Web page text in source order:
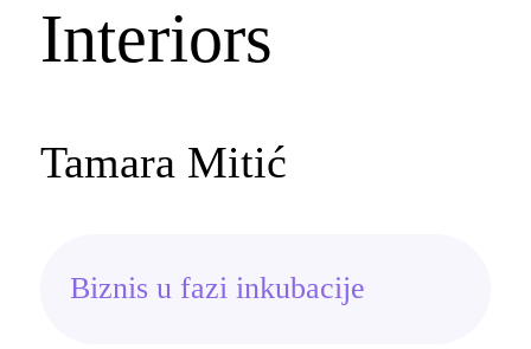
Interiors
Tamara Mitić
Biznis u fazi inkubacije